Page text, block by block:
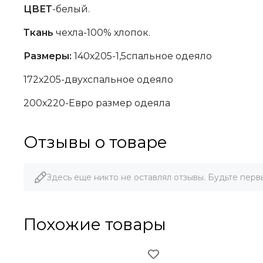
ЦВЕТ-белый.
Ткань чехла-100% хлопок.
Размеры: 140х205-1,5спальное одеяло
172х205-двухспальное одеяло
200х220-Евро размер одеяла
Отзывы о товаре
Здесь еще никто не оставлял отзывы. Будьте
Похожие товары